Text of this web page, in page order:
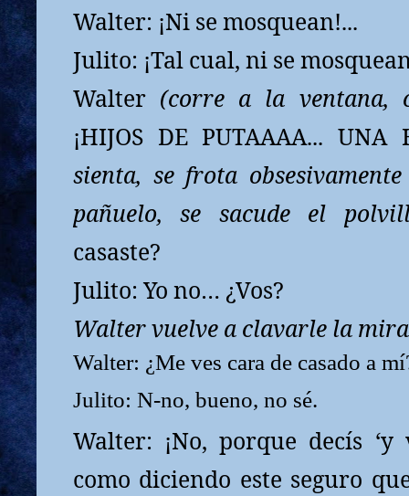
Walter: ¡Ni se mosquean!...
Julito: ¡Tal cual, ni se
Walter (corre a la ventana,
¡HIJOS DE PUTAAAA...
sienta, se frota
pañuelo, se sacude el
casaste?
Julito: Yo no… ¿Vos?
Walter vuelve a clavarle la
Walter: ¿Me ves cara de casado a
Julito: N-no, bueno, no sé.
Walter: ¡No, porque decís ‘y
como diciendo este seguro